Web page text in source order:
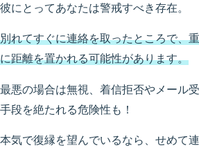
彼にとってあなたは警戒すべき存在。
別れてすぐに連絡を取ったところで、
に距離を置かれる可能性があります。
最悪の場合は無視、着信拒否やメール
手段を絶たれる危険性も！
本気で復縁を望んでいるなら、せめて